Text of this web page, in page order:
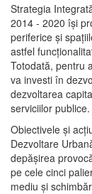
Strategia
2014 - 2020 își
periferice şi
astfel
Totodată, pentru
va investi în
dezvoltarea
serviciilor publice.
Obiectivele şi
Dezvoltare
depășirea
pe cele cinci
mediu şi